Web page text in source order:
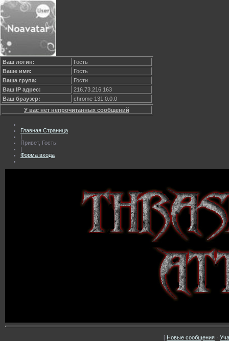
Ваш логин:
Гость
Ваше имя:
Гость
Ваша група:
Гости
Ваш IP адрес:
216.73.216.163
Ваш браузер:
chrome 131.0.0.0
У вас нет непрочитанных сообщений
Главная Страница
|
Привет, Гость!
|
Форма входа
[ Новые сообщения ·